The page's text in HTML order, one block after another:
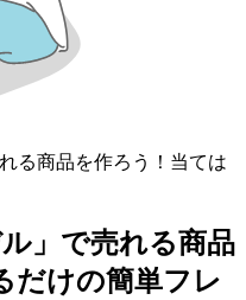
」で売れる商品
だけの簡単フレ